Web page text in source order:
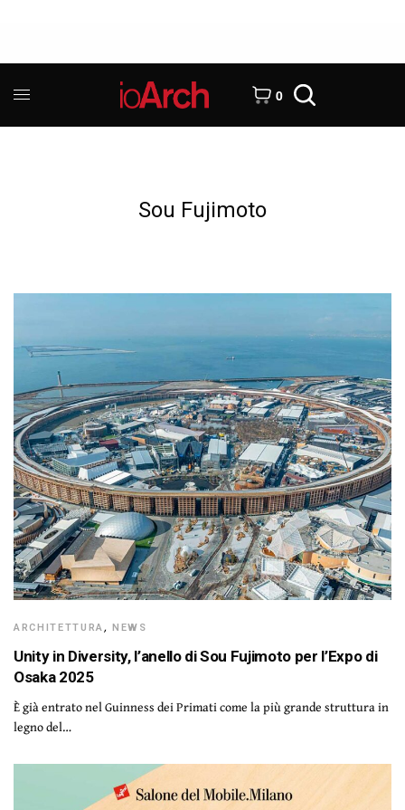
0
Sou Fujimoto
ARCHITETTURA,NEWS
Unity in Diversity, l’anello di Sou Fujimoto per l’Expo di
Osaka 2025
È già entrato nel Guinness dei Primati come la più grande struttura in
legno del…